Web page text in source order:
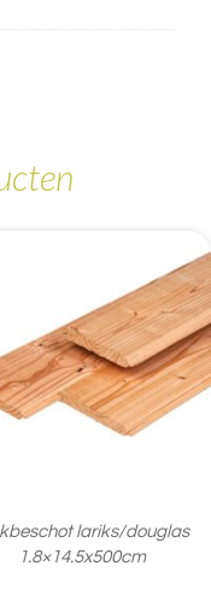
lariks/douglas
1.8×14.5x500cm